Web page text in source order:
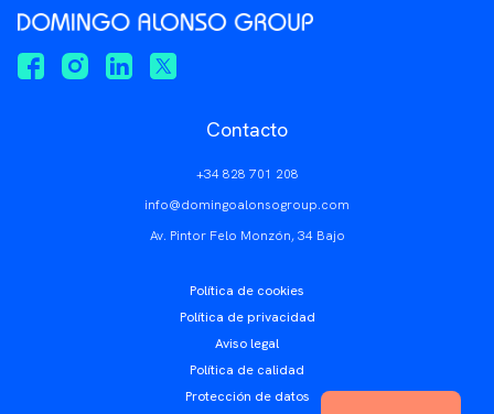
Contacto
+34 828 701 208
info@domingoalonsogroup.com
Av. Pintor Felo Monzón, 34 Bajo
Política de cookies
Política de privacidad
Aviso legal
Política de calidad
Protección de datos